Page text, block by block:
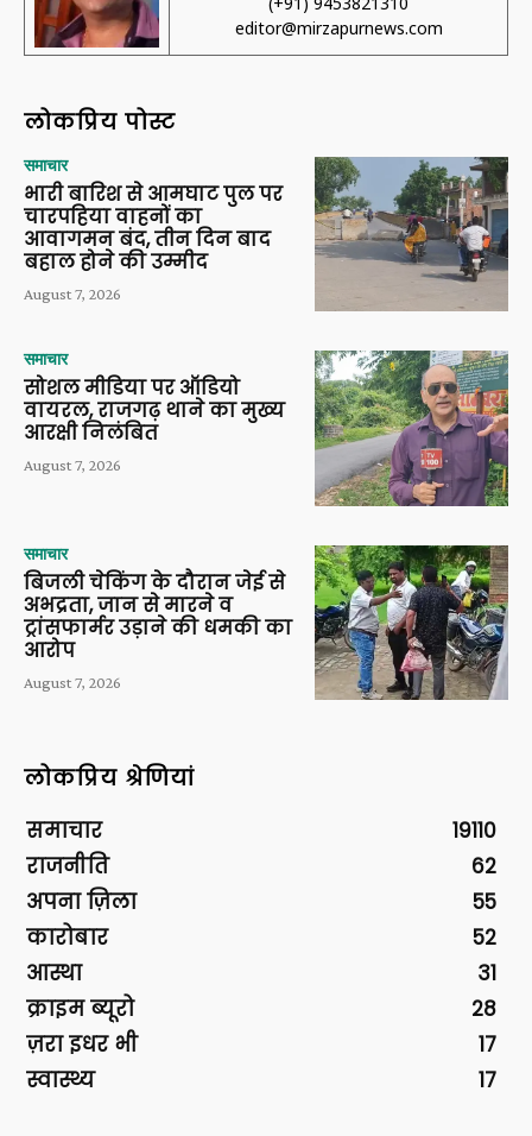
editor@mirzapurnews.com
लोकप्रिय पोस्ट
समाचार
भारी बारिश से आमघाट पुल पर
चारपहिया वाहनों का
आवागमन बंद, तीन दिन बाद
बहाल होने की उम्मीद
August 7, 2026
समाचार
सोशल मीडिया पर ऑडियो
वायरल, राजगढ़ थाने का मुख्य
आरक्षी निलंबित
August 7, 2026
समाचार
बिजली चेकिंग के दौरान जेई से
अभद्रता, जान से मारने व
ट्रांसफार्मर उड़ाने की धमकी का
आरोप
August 7, 2026
लोकप्रिय श्रेणियां
समाचार
19110
राजनीति
62
अपना ज़िला
55
कारोबार
52
आस्था
31
क्राइम ब्यूरो
28
ज़रा इधर भी
17
स्वास्थ्य
17